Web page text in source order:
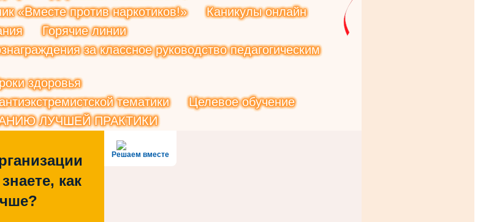
«Вместе против наркотиков!»
Каникулы онлайн
Горячие линии
за классное руководство педагогическим
здоровья
тематики
Целевое обучение
ЛУЧШЕЙ ПРАКТИКИ
Решаем вместе
как